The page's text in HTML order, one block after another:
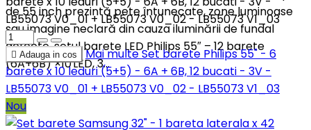
de 55 inch prezintă pete întunecate, zone luminoase
sau imagine neclară din cauza iluminării de fundal
defecte, setul barete LED Philips 55″ – 12 barete
(6A+6B) ×10 LED, 3...
LB55073 V0_01 + LB55073 V0_02 - LB55073 V1_03
 Adauga in cos Mai multeSet barete Philips 55" - 6
barete x 10 leduri (5+5) - 6A + 6B, 12 bucati - 3V -
LB55073 V0_01 + LB55073 V0_02 - LB55073 V1_03
Nou